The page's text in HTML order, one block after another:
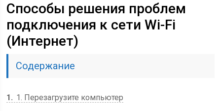
Способы решения проблем
подключения к сети Wi-Fi
(Интернет)
Содержание
1
1. Перезагрузите компьютер